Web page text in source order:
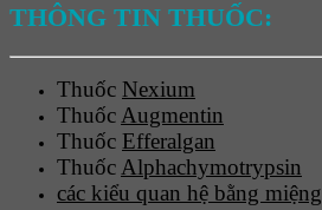
THÔNG TIN THUỐC:
Thuốc Nexium
Thuốc Augmentin
Thuốc Efferalgan
Thuốc Alphachymotrypsin
các kiểu quan hệ bằng miệng